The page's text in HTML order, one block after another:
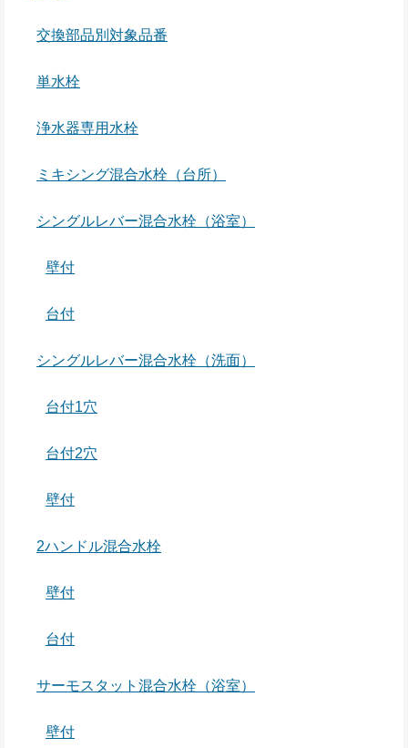
交換部品別対象品番
単水栓
浄水器専用水栓
ミキシング混合水栓（台所）
シングルレバー混合水栓（浴室）
壁付
台付
シングルレバー混合水栓（洗面）
台付1穴
台付2穴
壁付
2ハンドル混合水栓
壁付
台付
サーモスタット混合水栓（浴室）
壁付